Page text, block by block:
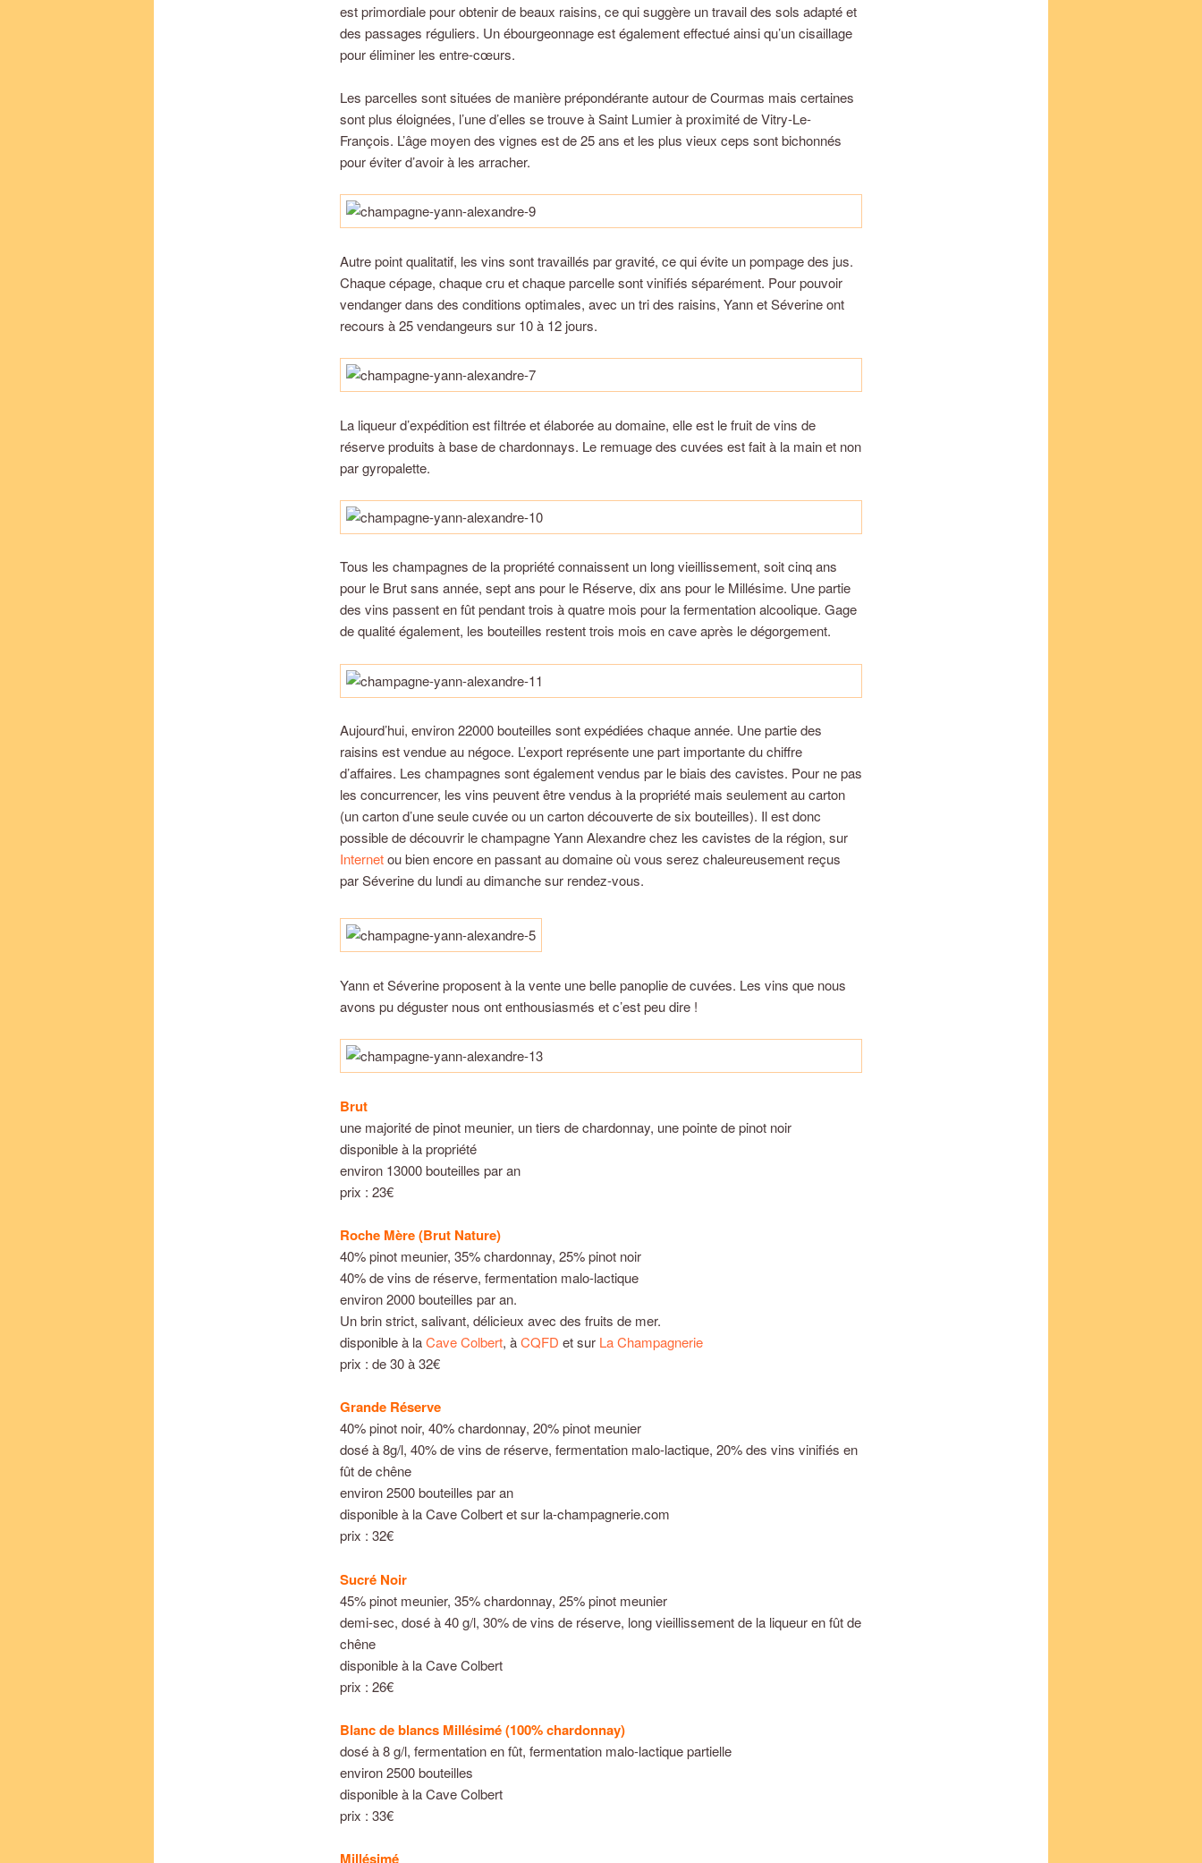
est primordiale pour obtenir de beaux raisins, ce qui suggère un travail des sols adapté et
des passages réguliers. Un ébourgeonnage est également effectué ainsi qu’un cisaillage
pour éliminer les entre-cœurs.
Les parcelles sont situées de manière prépondérante autour de Courmas mais certaines
sont plus éloignées, l’une d’elles se trouve à Saint Lumier à proximité de Vitry-Le-
François. L’âge moyen des vignes est de 25 ans et les plus vieux ceps sont bichonnés
pour éviter d’avoir à les arracher.
Autre point qualitatif, les vins sont travaillés par gravité, ce qui évite un pompage des jus.
Chaque cépage, chaque cru et chaque parcelle sont vinifiés séparément. Pour pouvoir
vendanger dans des conditions optimales, avec un tri des raisins, Yann et Séverine ont
recours à 25 vendangeurs sur 10 à 12 jours.
La liqueur d’expédition est filtrée et élaborée au domaine, elle est le fruit de vins de
réserve produits à base de chardonnays. Le remuage des cuvées est fait à la main et non
par gyropalette.
Tous les champagnes de la propriété connaissent un long vieillissement, soit cinq ans
pour le Brut sans année, sept ans pour le Réserve, dix ans pour le Millésime. Une partie
des vins passent en fût pendant trois à quatre mois pour la fermentation alcoolique. Gage
de qualité également, les bouteilles restent trois mois en cave après le dégorgement.
Aujourd’hui, environ 22000 bouteilles sont expédiées chaque année. Une partie des
raisins est vendue au négoce. L’export représente une part importante du chiffre
d’affaires. Les champagnes sont également vendus par le biais des cavistes. Pour ne pas
les concurrencer, les vins peuvent être vendus à la propriété mais seulement au carton
(un carton d’une seule cuvée ou un carton découverte de six bouteilles). Il est donc
possible de découvrir le champagne Yann Alexandre chez les cavistes de la région, sur
Internetou bien encore en passant au domaine où vous serez chaleureusement reçus
par Séverine du lundi au dimanche sur rendez-vous.
Yann et Séverine proposent à la vente une belle panoplie de cuvées. Les vins que nous
avons pu déguster nous ont enthousiasmés et c’est peu dire !
Brut
une majorité de pinot meunier, un tiers de chardonnay, une pointe de pinot noir
disponible à la propriété
environ 13000 bouteilles par an
prix : 23€
Roche Mère (Brut Nature)
40% pinot meunier, 35% chardonnay, 25% pinot noir
40% de vins de réserve, fermentation malo-lactique
environ 2000 bouteilles par an.
Un brin strict, salivant, délicieux avec des fruits de mer.
disponible à laCave Colbert, àCQFD et sur La Champagnerie
prix : de 30 à 32€
Grande Réserve
40% pinot noir, 40% chardonnay, 20% pinot meunier
dosé à 8g/l, 40% de vins de réserve, fermentation malo-lactique, 20% des vins vinifiés en
fût de chêne
environ 2500 bouteilles par an
disponible à la Cave Colbert et sur la-champagnerie.com
prix : 32€
Sucré Noir
45% pinot meunier, 35% chardonnay, 25% pinot meunier
demi-sec, dosé à 40 g/l, 30% de vins de réserve, long vieillissement de la liqueur en fût de
chêne
disponible à la Cave Colbert
prix : 26€
Blanc de blancs Millésimé (100% chardonnay)
dosé à 8 g/l, fermentation en fût, fermentation malo-lactique partielle
environ 2500 bouteilles
disponible à la Cave Colbert
prix : 33€
Millésimé